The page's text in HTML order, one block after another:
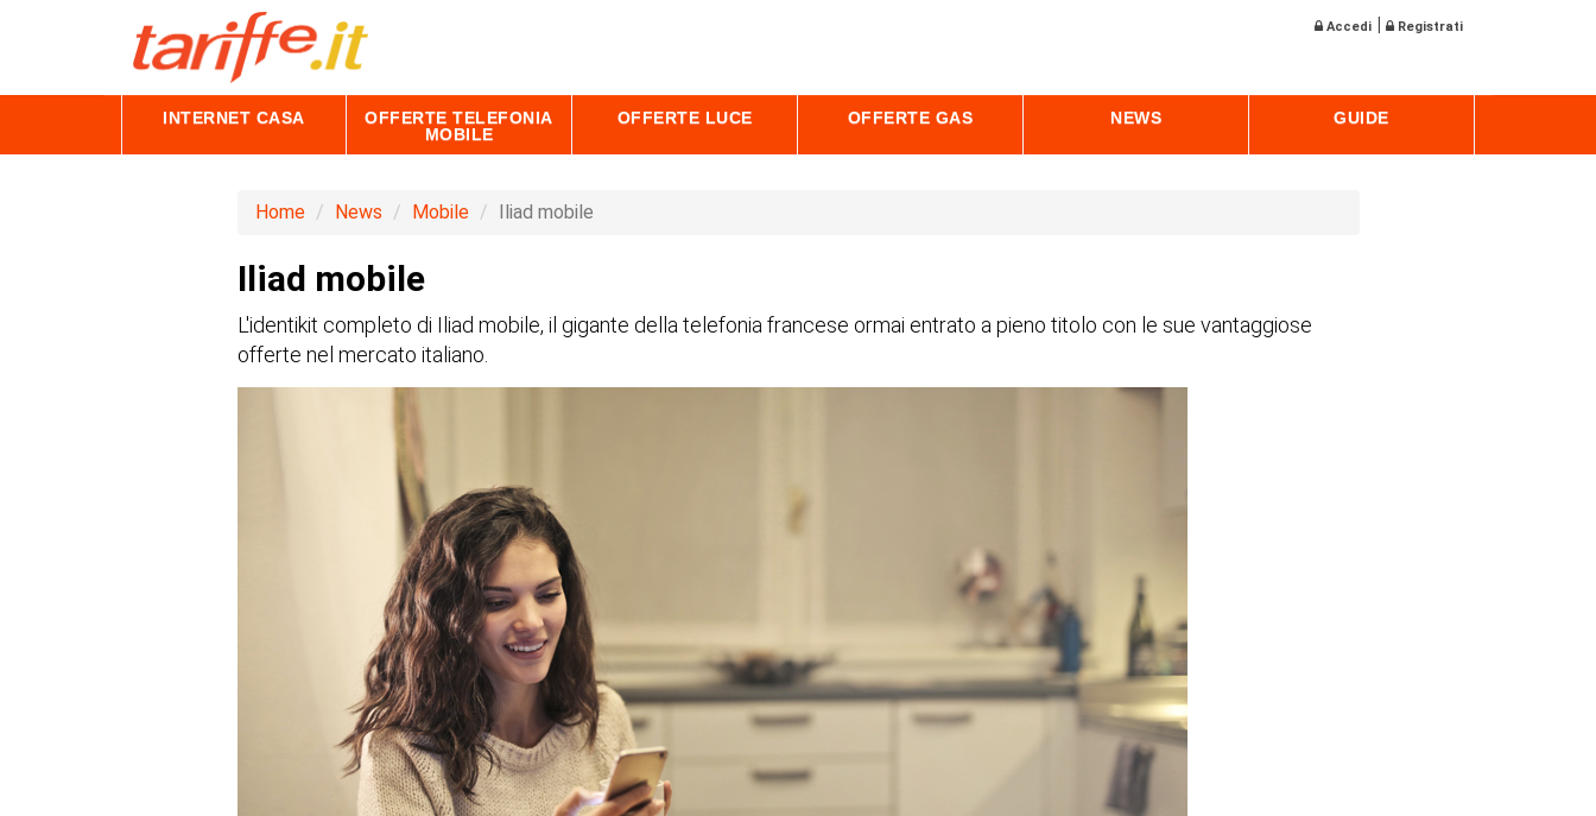
Accedi | Registrati
INTERNET CASA
OFFERTE TELEFONIA
MOBILE
OFFERTE LUCE OFFERTE GAS NEWS GUIDE
Home News Mobile Iliad mobile
Iliad mobile
L'identikit completo di Iliad mobile, il gigante della telefonia francese ormai entrato a pieno titolo con le sue vantaggiose
offerte nel mercato italiano.